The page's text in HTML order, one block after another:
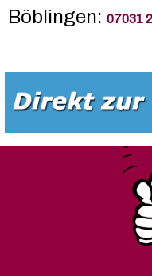
Böblingen: 07031